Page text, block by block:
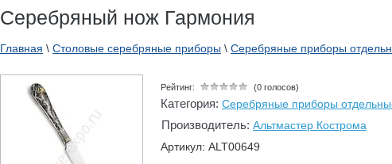
Серебряный нож Гармония
Главная \ Столовые серебряные приборы \ Серебряные приборы
Рейтинг: (0 голосов)
Категория: Серебряные приборы
Производитель: Альтмастер Кострома
Артикул: ALT00649